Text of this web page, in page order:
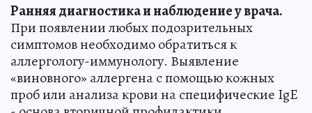
Ранняя диагностика и наблюдение у врача.
При появлении любых подозрительных
симптомов необходимо обратиться к
аллергологу-иммунологу. Выявление
«виновного» аллергена с помощью кожных
проб или анализа крови на специфические IgE